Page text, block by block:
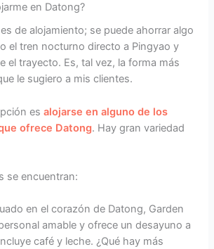
en Datong?
de alojamiento; se puede ahorrar algo
el tren nocturno directo a Pingyao y
el trayecto. Es, tal vez, la forma más
le sugiero a mis clientes.
esalojarse en alguno de los
ofrece Datong. Hay gran variedad
se encuentran:
en el corazón de Datong, Garden
amable y ofrece un desayuno a
café y leche. ¿Qué hay más